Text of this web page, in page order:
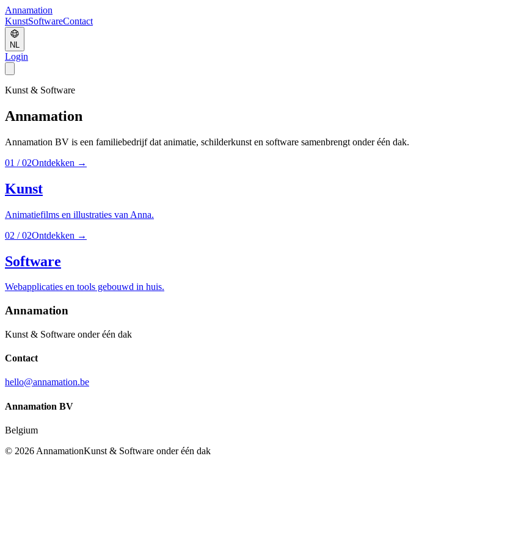
Annamation
KunstSoftwareContact
NL
Login
Kunst & Software
Annamation
Annamation BV is een familiebedrijf dat animatie, schilderkunst en software samenbrengt onder één dak.
01 /02Ontdekken →
Kunst
Animatiefilms en illustraties van Anna.
02 /02Ontdekken →
Software
Webapplicaties en tools gebouwd in huis.
Annamation
Kunst & Software onder één dak
Contact
hello@annamation.be
Annamation BV
Belgium
© 2026 AnnamationKunst & Software onder één dak